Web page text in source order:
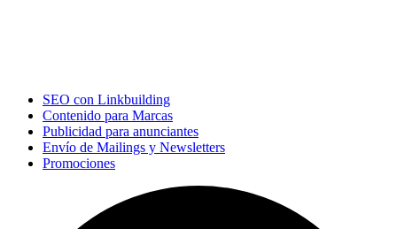
SEO con Linkbuilding
Contenido para Marcas
Publicidad para anunciantes
Envío de Mailings y Newsletters
Promociones